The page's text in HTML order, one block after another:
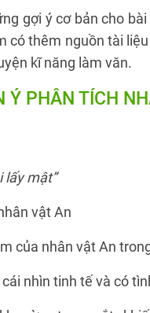
gợi ý cơ bản cho bài
có thêm nguồn tài
kĩ năng làm văn.
Ý PHÂN TÍCH
lấy mật”
vật An
của nhân vật An
nhìn tinh tế và có